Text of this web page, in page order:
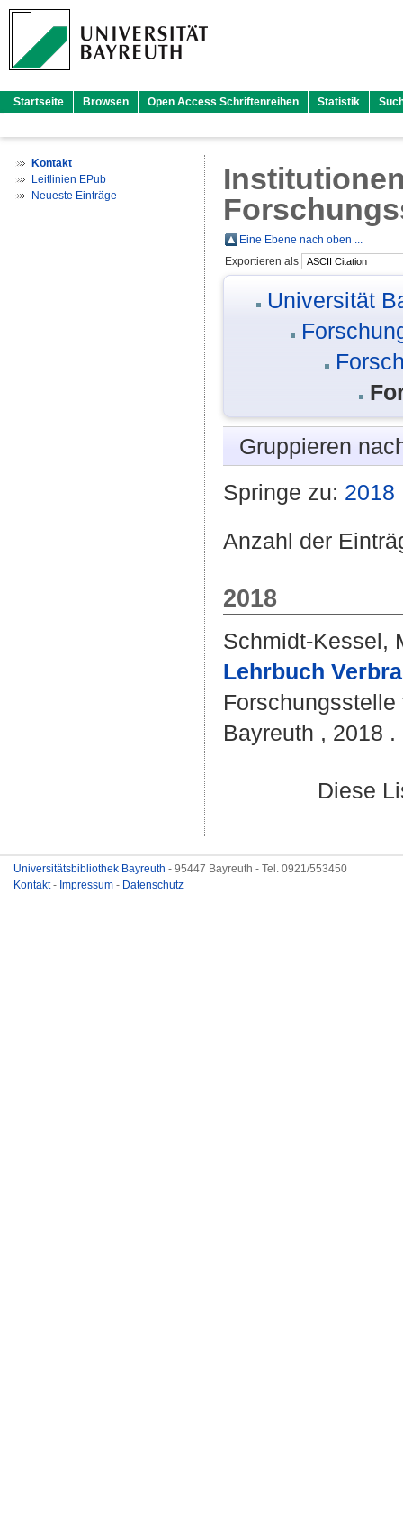
Startseite Browsen Open Access Schriftenreihen Statistik
Kontakt
Leitlinien EPub
Neueste Einträge
Eine Ebene nach oben ...
Exportieren als
Universität
Gruppieren
Springe zu: 2018
Anzahl der
2018
Schmidt-Kessel,
Lehrbuch
Bayreuth , 2018
Diese
Universitätsbibliothek Bayreuth - 95447 Bayreuth - Tel. 0921/553450
Kontakt- Impressum - Datenschutz